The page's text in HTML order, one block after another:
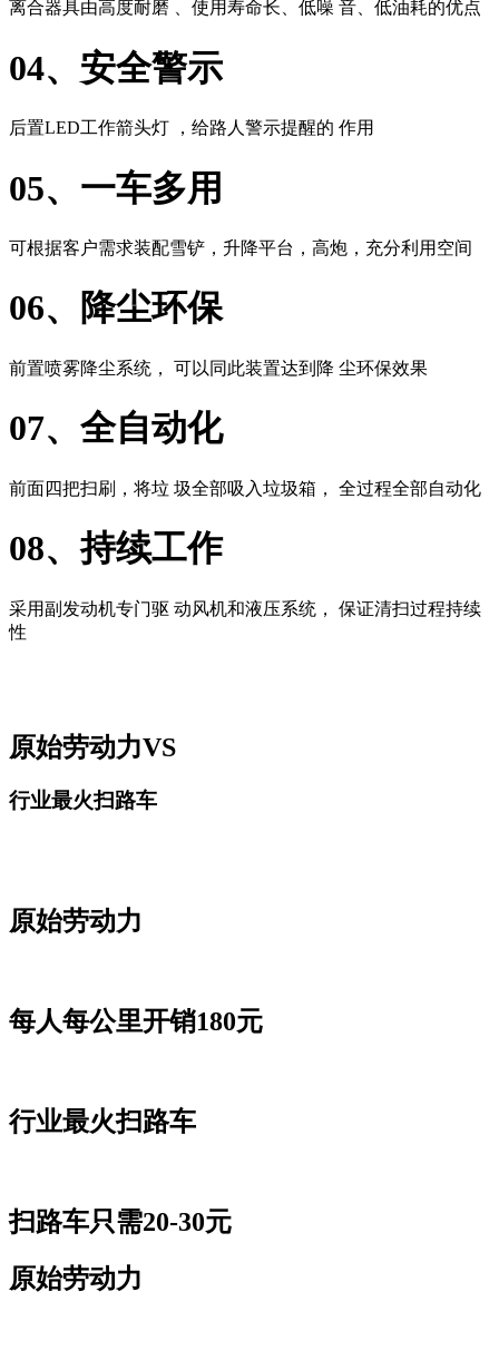
离合器具由高度耐磨 、使用寿命长、低噪 音、低油耗的优点
04、安全警示
后置LED工作箭头灯 ，给路人警示提醒的 作用
05、一车多用
可根据客户需求装配雪铲，升降平台，高炮，充分利用空间
06、降尘环保
前置喷雾降尘系统， 可以同此装置达到降 尘环保效果
07、全自动化
前面四把扫刷，将垃 圾全部吸入垃圾箱， 全过程全部自动化
08、持续工作
采用副发动机专门驱 动风机和液压系统， 保证清扫过程持续
性
原始劳动力VS
行业最火扫路车
原始劳动力
每人每公里开销180元
行业最火扫路车
扫路车只需20-30元
原始劳动力